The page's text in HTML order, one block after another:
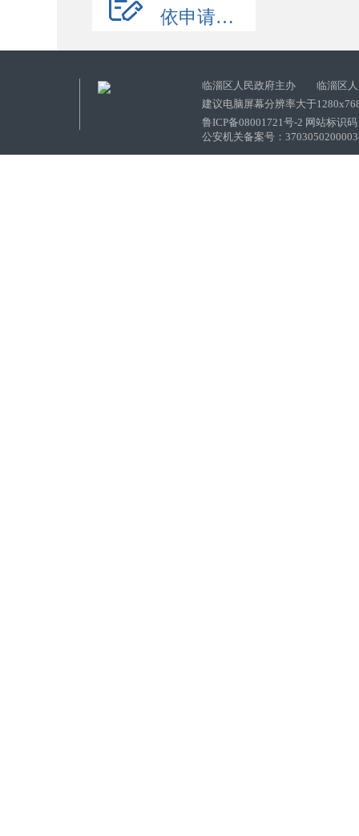
依申请公开
临淄区人民政府主办 临淄区人
建议电脑屏幕分辨率大于
鲁ICP备08001721号-2 网站标识
公安机关备案号：